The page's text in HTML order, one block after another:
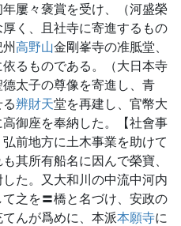
屢々褒賞を受け、（河盛榮
く、且社寺に寄進するもの
高野山金剛峯寺の准胝堂、
るものである。（大日本寺
太子の尊像を寄進し、青
辨財天堂を再建し、官幣大
御座を奉納した。【社會事
前地方に土木事業を助けて
其所有船名に因んで榮寶、
た。又大和川の中流中河内
之を〓橋と名づけ、安政の
んが爲めに、本派本願寺に